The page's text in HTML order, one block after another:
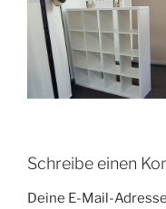
Schreibe einen
Deine E-Mail-